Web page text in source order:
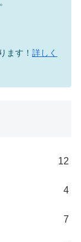
ます！ 詳しく
12
4
7